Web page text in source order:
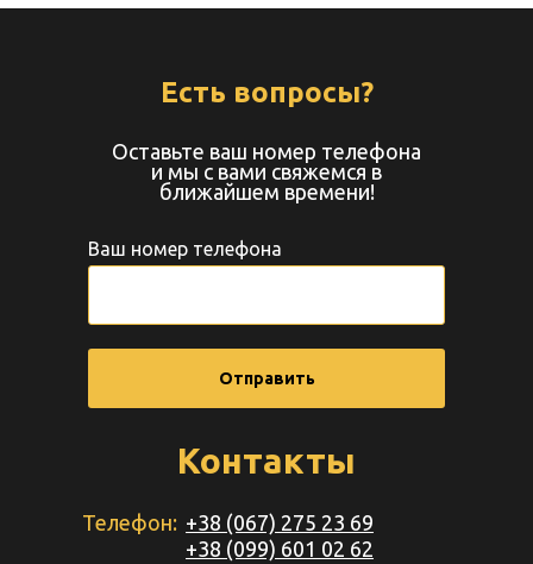
Контакты
Телефон: +38 (067) 275 23 69
Ваш номер телефона
Отправить
Есть вопросы?
Оставьте ваш номер телефона
и мы с вами свяжемся в
ближайшем времени!
+38 (099) 601 02 62